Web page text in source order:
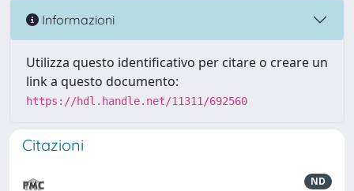
Informazioni
Utilizza questo identificativo per citare o creare un
link a questo documento:
https://hdl.handle.net/11311/692560
Citazioni
ND